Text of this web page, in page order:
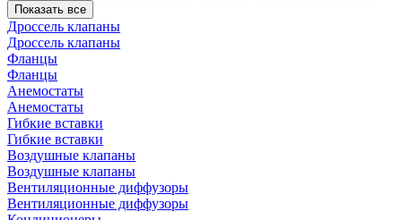
Показать все
Дроссель клапаны
Дроссель клапаны
Фланцы
Фланцы
Анемостаты
Анемостаты
Гибкие вставки
Гибкие вставки
Воздушные клапаны
Воздушные клапаны
Вентиляционные диффузоры
Вентиляционные диффузоры